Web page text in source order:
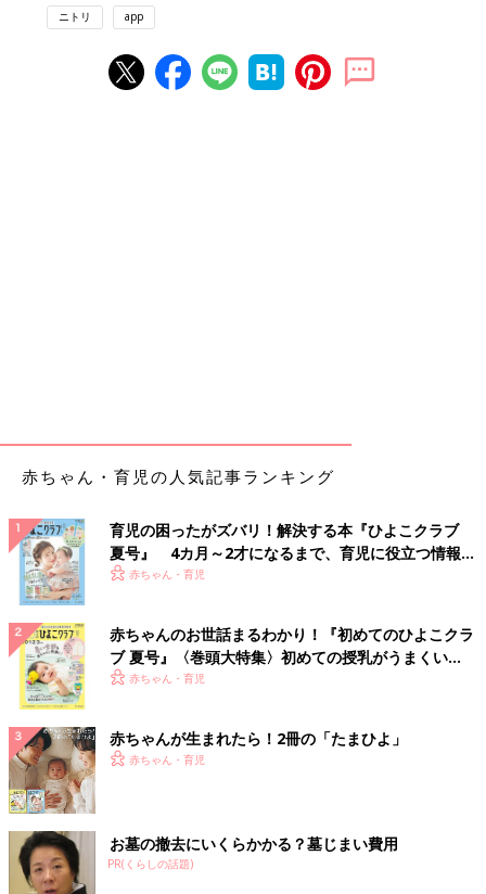
ニトリ app
赤ちゃん・育児の人気記事ランキング
育児の困ったがズバリ！解決する本『ひよこクラブ
夏号』 4カ月～2才になるまで、育児に役立つ情報が
いっぱい！
赤ちゃん・育児
赤ちゃんのお世話まるわかり！『初めてのひよこクラ
ブ 夏号』〈巻頭大特集〉初めての授乳がうまくい
く！ おっぱい・ミルクの基本と夏のトラブル 解決テ
赤ちゃん・育児
赤ちゃんが生まれたら！2冊の「たまひよ」
赤ちゃん・育児
お墓の撤去にいくらかかる？墓じまい費用
PR(くらしの話題)